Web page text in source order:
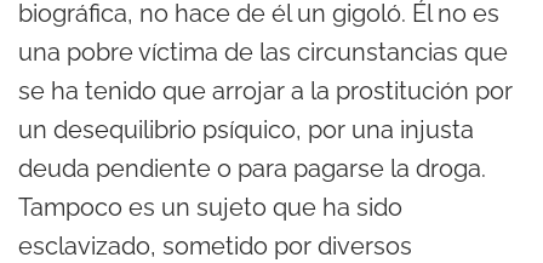
biográfica, no hace de él un gigoló. Él no es
una pobre víctima de las circunstancias que
se ha tenido que arrojar a la prostitución por
un desequilibrio psíquico, por una injusta
deuda pendiente o para pagarse la droga.
Tampoco es un sujeto que ha sido
esclavizado, sometido por diversos